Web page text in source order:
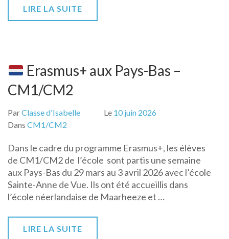
LIRE LA SUITE
Erasmus+ aux Pays-Bas –
CM1/CM2
ParClasse d'Isabelle Le 10 juin 2026
Dans CM1/CM2
Dans le cadre du programme Erasmus+, les élèves
de CM1/CM2 de l’école sont partis une semaine
aux Pays-Bas du 29 mars au 3 avril 2026 avec l’école
Sainte-Anne de Vue. Ils ont été accueillis dans
l’école néerlandaise de Maarheeze et …
LIRE LA SUITE